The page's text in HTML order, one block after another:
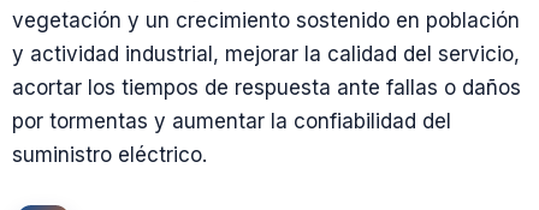
vegetación y un crecimiento sostenido en población
y actividad industrial, mejorar la calidad del servicio,
acortar los tiempos de respuesta ante fallas o daños
por tormentas y aumentar la confiabilidad del
suministro eléctrico.